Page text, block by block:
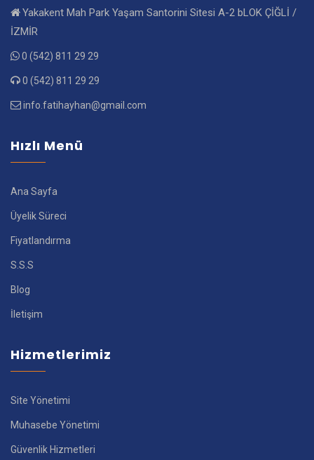
Yakakent Mah Park Yaşam Santorini Sitesi A-2 bLOK ÇİĞLİ /
İZMİR
0 (542) 811 29 29
0 (542) 811 29 29
info.fatihayhan@gmail.com
Hızlı Menü
Ana Sayfa
Üyelik Süreci
Fiyatlandırma
S.S.S
Blog
İletişim
Hizmetlerimiz
Site Yönetimi
Muhasebe Yönetimi
Güvenlik Hizmetleri